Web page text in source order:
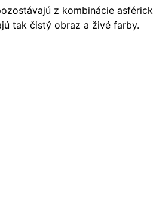
z kombinácie
tak čistý obraz a živé farby.